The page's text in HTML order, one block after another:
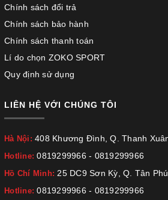
Chính sách đổi trả
Chính sách bảo hành
Chính sách thanh toán
Lí do chọn ZOKO SPORT
Quy định sử dụng
LIÊN HỆ VỚI CHÚNG TÔI
Hà Nội: 408 Khương Đình, Q. Thanh
Hotline:0819299966 - 0819299966
Hồ Chí Minh: 25 DC9 Sơn Kỳ, Q. Tân
Hotline:0819299966 - 0819299966